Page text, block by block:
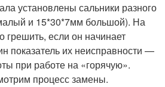
установлены сальники разного
и 15*30*7мм большой). На
грешить, если он начинает
показатель их неисправности —
при работе на «горячую».
процесс замены.